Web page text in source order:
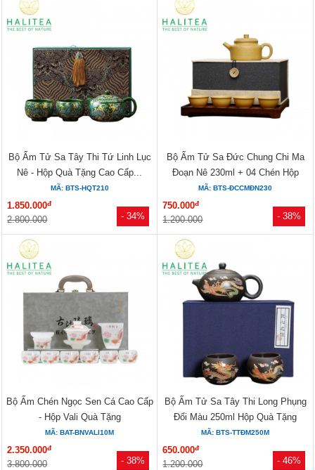
- 34%
Bộ Ấm Tử Sa Tây Thi Tứ Linh Lục
Nê - Hộp Quà Tặng Cao Cấp...
MÃ: BTS-HQT210
1.850.000đ
2.800.000 - 38%
Bộ Ấm Tử Sa Đức Chung Chi Ma
Đoạn Nê 230ml + 04 Chén Hộp
Thổ...
MÃ: BTS-ĐCCMĐN230
750.000đ
1.200.000
- 38%
Bộ Ấm Chén Ngọc Sen Cá Cao Cấp
- Hộp Vali Quà Tặng
MÃ: BAT-BNVALI10M
2.350.000đ
3.800.000 - 46%
Bộ Ấm Tử Sa Tây Thi Long Phụng
Đổi Màu 250ml Hộp Quà Tặng
MÃ: BTS-TTĐM250M
650.000đ
1.200.000